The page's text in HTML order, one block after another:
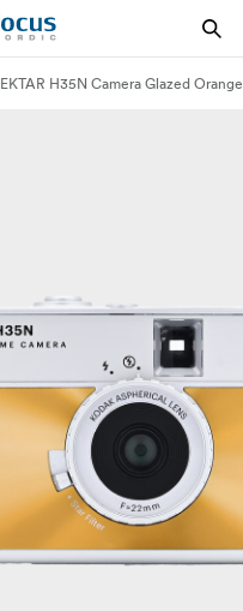
EKTAR H35N Camera Glazed Orange